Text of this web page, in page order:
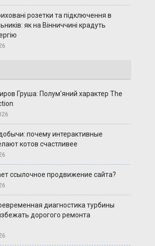
розетки та підключення в
як на Вінниччині крадуть
Груша: Полум'яний характер The
почему интерактивные
котов счастливее
ссылочное продвижение сайта?
диагностика турбины
дорогого ремонта